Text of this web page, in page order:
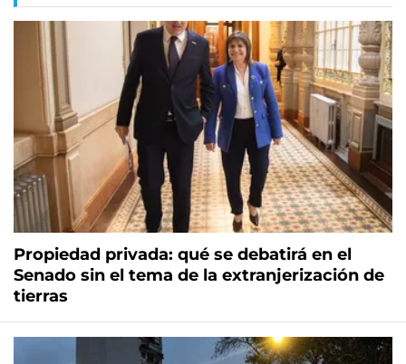
Propiedad privada: qué se debatirá en el
Senado sin el tema de la extranjerización de
tierras